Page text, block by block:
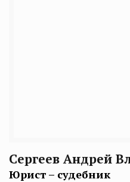
Сергеев Андрей
Юрист – судебник